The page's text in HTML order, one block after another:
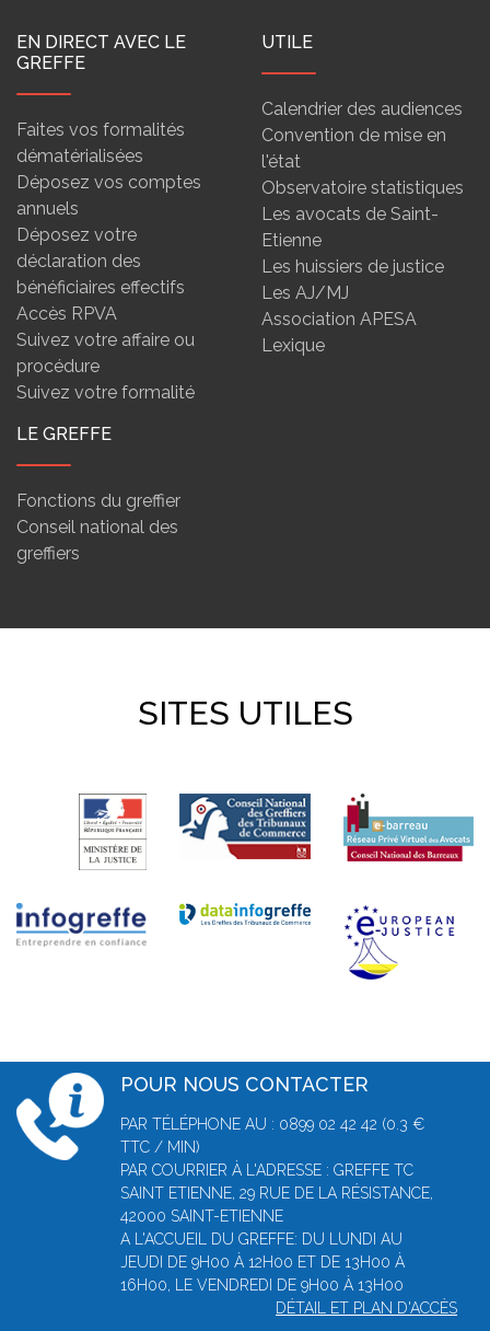
EN DIRECT AVEC LE
GREFFE
Faites vos formalités
dématérialisées
Déposez vos comptes
annuels
Déposez votre
déclaration des
bénéficiaires effectifs
Accès RPVA
Suivez votre affaire ou
procédure
Suivez votre formalité
UTILE
Calendrier des audiences
Convention de mise en
l'état
Observatoire statistiques
Les avocats de Saint-
Etienne
Les huissiers de justice
Les AJ/MJ
Association APESA
Lexique
LE GREFFE
Fonctions du greffier
Conseil national des
greffiers
SITES UTILES
POUR NOUS CONTACTER
PAR TÉLÉPHONE AU : 0899 02 42 42 (0.3 €
TTC / MIN)
PAR COURRIER À L'ADRESSE : GREFFE TC
SAINT ETIENNE, 29 RUE DE LA RÉSISTANCE,
42000 SAINT-ETIENNE
A L'ACCUEIL DU GREFFE: DU LUNDI AU
JEUDI DE 9H00 À 12H00 ET DE 13H00 À
16H00, LE VENDREDI DE 9H00 À 13H00
DÉTAIL ET PLAN D'ACCÈS